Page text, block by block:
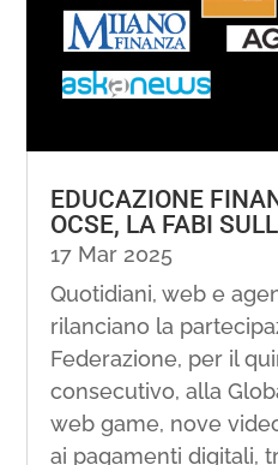
EDUCAZIONE
OCSE, LA FABI
17 Mar 2025
Quotidiani, web e
rilanciano la
Federazione, per il
consecutivo, alla
web game, nove
ai pagamenti digitali,